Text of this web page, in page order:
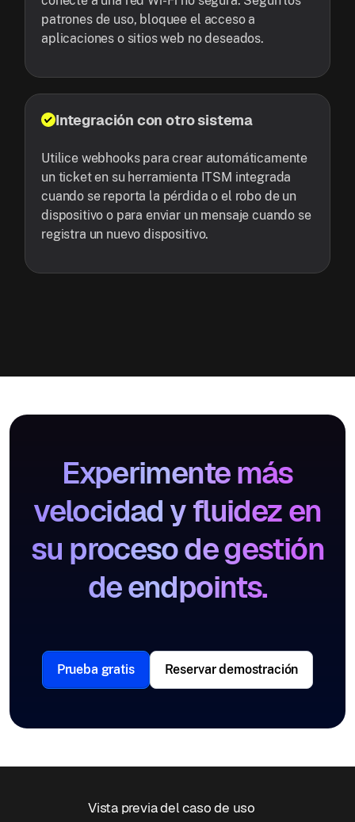
patrones de uso, bloquee el acceso a
aplicaciones o sitios web no deseados.
Integración con otro sistema
Utilice webhooks para crear automáticamente
un ticket en su herramienta ITSM integrada
cuando se reporta la pérdida o el robo de un
dispositivo o para enviar un mensaje cuando se
registra un nuevo dispositivo.
Experimente más
velocidad y fluidez en
su proceso de gestión
de endpoints.
Prueba gratis Reservar demostración
Vista previa del caso de uso